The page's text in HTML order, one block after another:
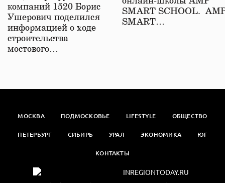
компаний 1520 Борис
Ушерович поделился
информацией о ходе
строительства
мостового…
SMART SCHOOL.
SMART…
МОСКВА ПОДМОСКОВЬЕ LIFESTYLE ОБЩЕСТВО
ПЕТЕРБУРГ СИБИРЬ УРАЛ ЭКОНОМИКА ЮГ
КОНТАКТЫ